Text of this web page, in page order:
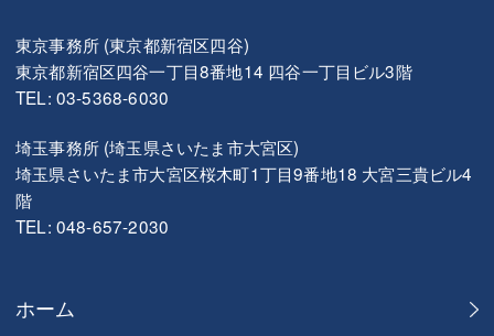
東京事務所 (東京都新宿区四谷)
東京都新宿区四谷一丁目8番地14 四谷一丁目ビル3階
TEL: 03-5368-6030
埼玉事務所 (埼玉県さいたま市大宮区)
埼玉県さいたま市大宮区桜木町1丁目9番地18 大宮三貴ビル4
階
TEL: 048-657-2030
ホーム